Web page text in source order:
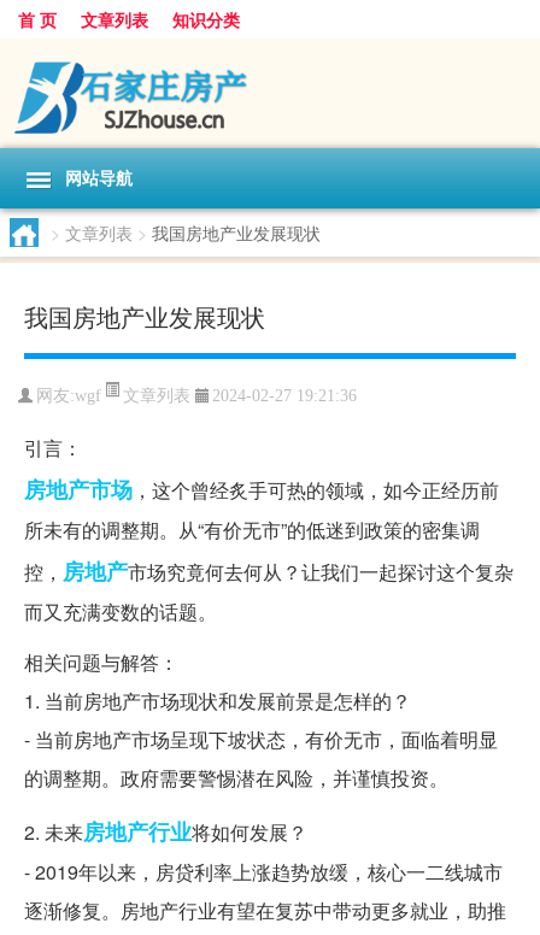
首 页 文章列表 知识分类
网站导航
> 文章列表 > 我国房地产业发展现状
我国房地产业发展现状
网友:wgf 文章列表 2024-02-27 19:21:36
引言：
房地产市场 ，这个曾经炙手可热的领域，如今正经历前
所未有的调整期。从“有价无市”的低迷到政策的密集调
控， 房地产市场究竟何去何从？让我们一起探讨这个复杂
而又充满变数的话题。
相关问题与解答：
1. 当前房地产市场现状和发展前景是怎样的？
- 当前房地产市场呈现下坡状态，有价无市，面临着明显
的调整期。政府需要警惕潜在风险，并谨慎投资。
2. 未来房地产行业将如何发展？
- 2019年以来，房贷利率上涨趋势放缓，核心一二线城市
逐渐修复。房地产行业有望在复苏中带动更多就业，助推